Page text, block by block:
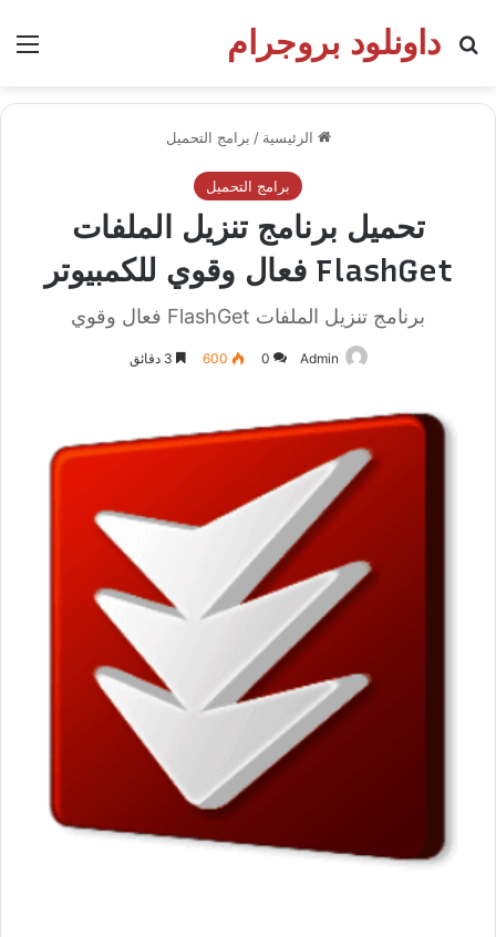
داونلود بروجرام
بحث عن
الرئيسية / برامج التحميل
برامج التحميل
تحميل برنامج تنزيل الملفات
FlashGet فعال وقوي للكمبيوتر
برنامج تنزيل الملفات FlashGet فعال وقوي
Admin
0
600